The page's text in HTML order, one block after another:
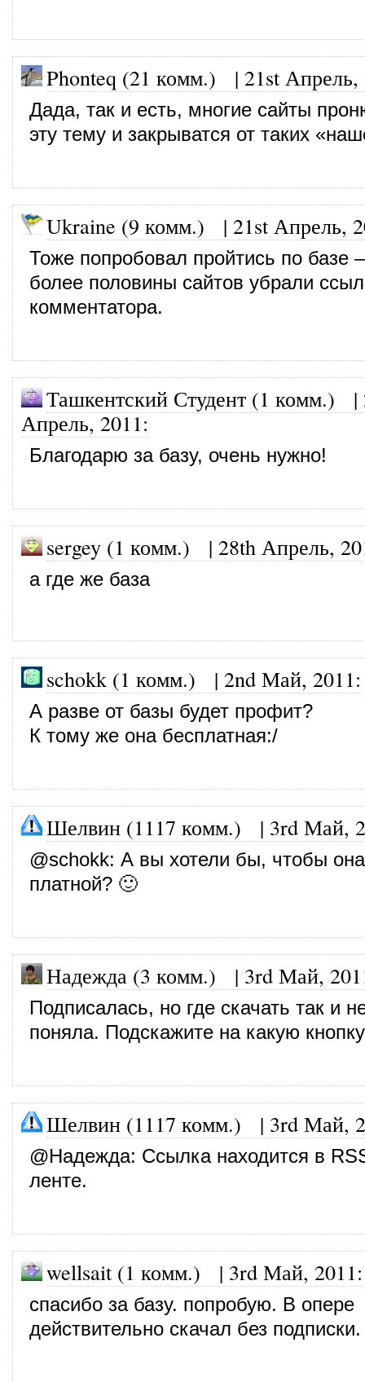
Phonteq (21 комм.) | 21st Апрель,
Дада, так и есть, многие сайты
эту тему и закрыватся от таких
Ukraine (9 комм.) | 21st Апрель,
Тоже попробовал пройтись по базе
более половины сайтов убрали
комментатора.
Ташкентский Студент (1 комм.) |
Апрель, 2011:
Благодарю за базу, очень нужно!
sergey (1 комм.) | 28th Апрель,
а где же база
schokk (1 комм.) | 2nd Май, 2011:
А разве от базы будет профит?
К тому же она бесплатная:/
Шелвин (1117 комм.) | 3rd Май,
@schokk: А вы хотели бы, чтобы
платной? 🙂
Надежда (3 комм.) | 3rd Май,
Подписалась, но где скачать так и
поняла. Подскажите на какую
Шелвин (1117 комм.) | 3rd Май,
@Надежда: Ссылка находится в
ленте.
wellsait (1 комм.) | 3rd Май, 2011:
спасибо за базу. попробую. В опере
действительно скачал без подписки.